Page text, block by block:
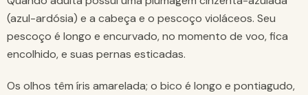
(azul-ardósia) e a cabeça e o pescoço violáceos. Seu
pescoço é longo e encurvado, no momento de voo, fica
encolhido, e suas pernas esticadas.
Os olhos têm íris amarelada; o bico é longo e pontiagudo,